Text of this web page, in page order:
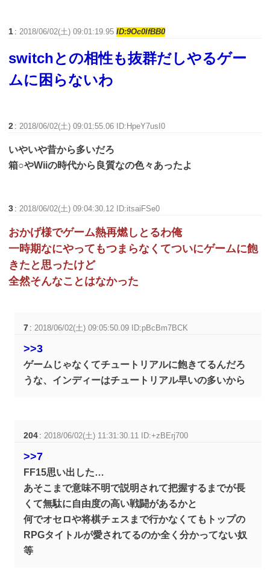
1 : 2018/06/02(土) 09:01:19.95ID:9Oc0IfBB0
switchとの相性も抜群だしやるゲー
ムに困らないわ
2 : 2018/06/02(土) 09:01:55.06 ID:HpeY7usI0
いやいや昔から多いだろ
箱○やWiiの時代から良質なの色々あったよ
3 : 2018/06/02(土) 09:04:30.12 ID:itsaiFSe0
おかげ様でゲーム熱再燃しとるわ俺
一時期なにやってもつまらなくてついにゲームに飽
きたと思ったけど
全然そんなことはなかった
7 : 2018/06/02(土) 09:05:50.09 ID:pBcBm7BCK
>>3
ゲームじゃなくてチュートリアルに飽きてるんだろ
うな、インディーはチュートリアル早いの多いから
204 : 2018/06/02(土) 11:31:30.11 ID:+zBErj700
>>7
FF15思い出した…
あそこまで意味不明で説明されて把握するまでが長
くて無駄に自由度の高い戦闘があるかと
何でオセロや将棋チェスまで行かなくてもトップの
RPGタイトルが愛されてるのか全く分かってない奴
等